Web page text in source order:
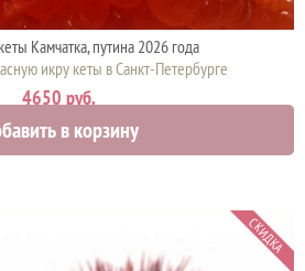
Камчатка, путина 2026 года
икру кеты в Санкт-Петербурге
4650 руб.
в корзину
СКИДКА